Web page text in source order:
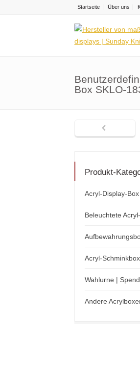
Startseite Über uns
Box SKLO-
Produkt-
Acryl-Display-Box
Beleuchtete
Acryl-Schminkbox
Wahlurne |
Andere